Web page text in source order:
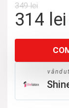
349lei
Prețul
a
fost:
349 lei.
314 lei